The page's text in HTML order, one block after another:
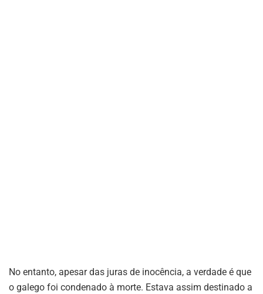
No entanto, apesar das juras de inocência, a verdade é que
o galego foi condenado à morte. Estava assim destinado a